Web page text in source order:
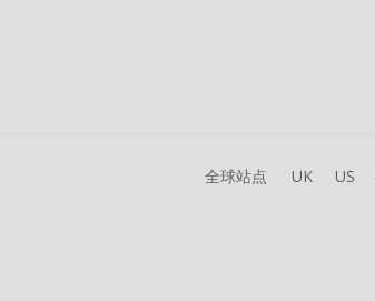
全球站点 UK US